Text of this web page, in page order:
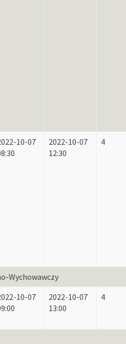
10-07
2022-10-07
12:30
4
Wychowawczy
10-07
2022-10-07
13:00
4